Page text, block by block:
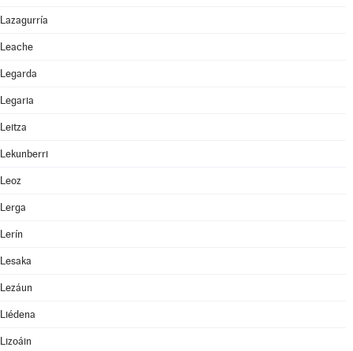
Lazagurría
Leache
Legarda
Legaria
Leitza
Lekunberri
Leoz
Lerga
Lerín
Lesaka
Lezáun
Liédena
Lizoáin